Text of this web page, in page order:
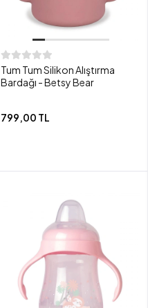
Tum Tum Silikon Alıştırma
Bardağı - Betsy Bear
799,00 TL